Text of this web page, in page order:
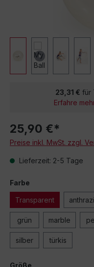
23,31 € für
Erfahre
25,90 €*
Preise inkl. MwSt. zzgl.
Lieferzeit: 2-5 Tage
Farbe
Transparent
grün marble
silber türkis
Größe